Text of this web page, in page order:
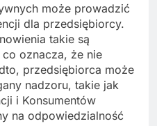
może prowadzić
dla przedsiębiorcy.
takie są
oznacza, że nie
przedsiębiorca może
nadzoru, takie jak
i Konsumentów
na odpowiedzialność